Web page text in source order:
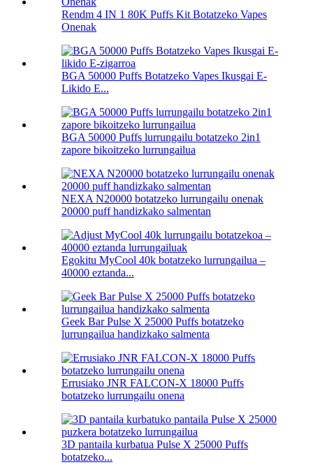
Rendm 4 IN 1 80K Puffs Kit Botatzeko Vapes
Onenak
BGA 50000 Puffs Botatzeko Vapes Ikusgai E-
Likido E...
BGA 50000 Puffs lurrungailu botatzeko 2in1
zapore bikoitzeko lurrungailua
NEXA N20000 botatzeko lurrungailu onenak
20000 puff handizkako salmentan
Egokitu MyCool 40k botatzeko lurrungailua –
40000 eztanda...
Geek Bar Pulse X 25000 Puffs botatzeko
lurrungailua handizkako salmenta
Errusiako JNR FALCON-X 18000 Puffs
botatzeko lurrungailu onena
3D pantaila kurbatua Pulse X 25000 Puffs
botatzeko...